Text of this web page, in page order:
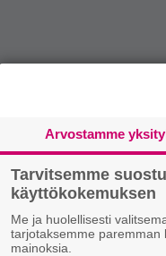
ja tiedät mistä
ja puheenaiheet
Arvostamme
Tarvitsemme
käyttökokemuksen
Me ja huolellisesti
tarjotaksemme paremman
mainoksia.